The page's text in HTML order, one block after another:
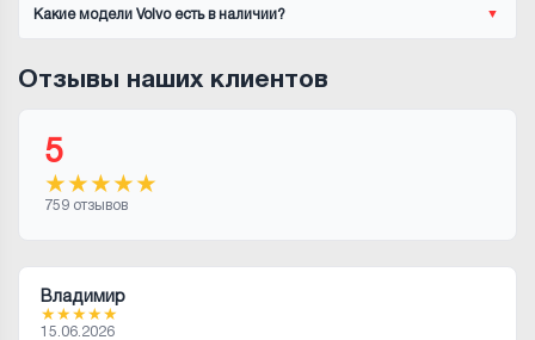
Какие модели Volvo есть в наличии?
Отзывы наших клиентов
5
★★★★★
759 отзывов
Владимир
★★★★★
15.06.2026